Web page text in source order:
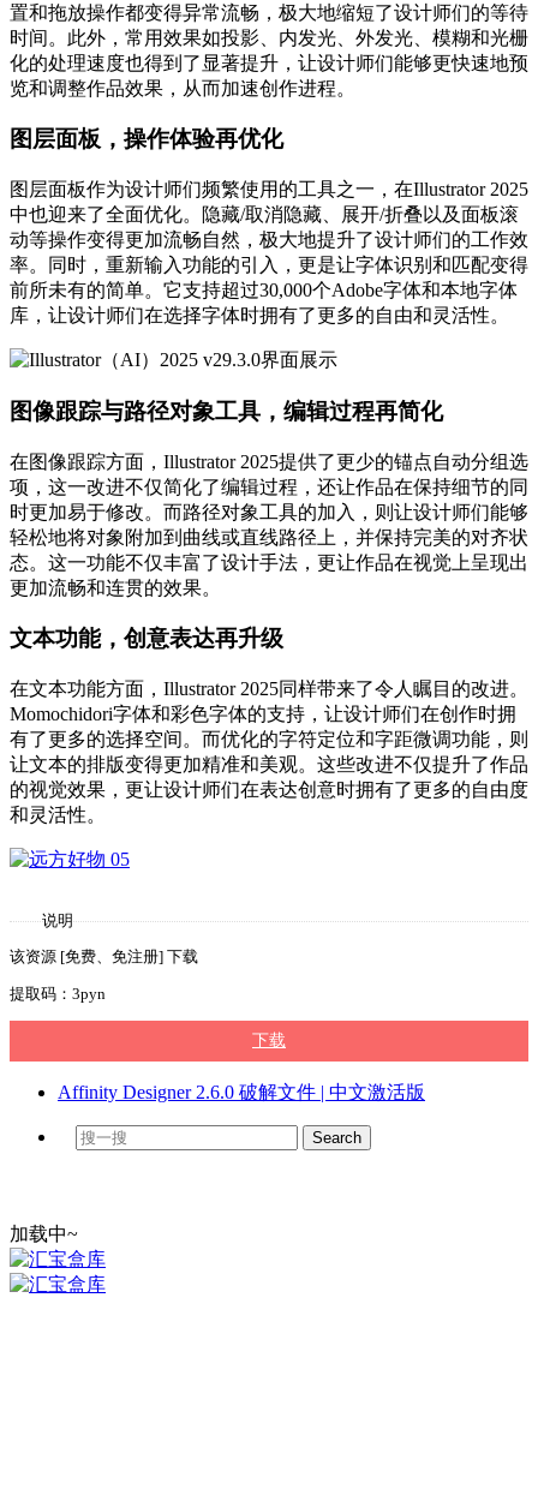
置和拖放操作都变得异常流畅，极大地缩短了设计师们的等待
时间。此外，常用效果如投影、内发光、外发光、模糊和光栅
化的处理速度也得到了显著提升，让设计师们能够更快速地预
览和调整作品效果，从而加速创作进程。
图层面板，操作体验再优化
图层面板作为设计师们频繁使用的工具之一，在Illustrator 2025
中也迎来了全面优化。隐藏/取消隐藏、展开/折叠以及面板滚
动等操作变得更加流畅自然，极大地提升了设计师们的工作效
率。同时，重新输入功能的引入，更是让字体识别和匹配变得
前所未有的简单。它支持超过30,000个Adobe字体和本地字体
库，让设计师们在选择字体时拥有了更多的自由和灵活性。
图像跟踪与路径对象工具，编辑过程再简化
在图像跟踪方面，Illustrator 2025提供了更少的锚点自动分组选
项，这一改进不仅简化了编辑过程，还让作品在保持细节的同
时更加易于修改。而路径对象工具的加入，则让设计师们能够
轻松地将对象附加到曲线或直线路径上，并保持完美的对齐状
态。这一功能不仅丰富了设计手法，更让作品在视觉上呈现出
更加流畅和连贯的效果。
文本功能，创意表达再升级
在文本功能方面，Illustrator 2025同样带来了令人瞩目的改进。
Momochidori字体和彩色字体的支持，让设计师们在创作时拥
有了更多的选择空间。而优化的字符定位和字距微调功能，则
让文本的排版变得更加精准和美观。这些改进不仅提升了作品
的视觉效果，更让设计师们在表达创意时拥有了更多的自由度
和灵活性。
说明
该资源 [免费、免注册] 下载
提取码：3pyn
下载
Affinity Designer 2.6.0 破解文件 | 中文激活版
加载中~